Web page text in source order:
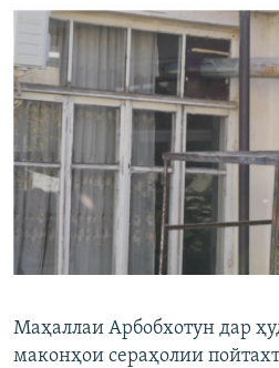
Маҳаллаи Арбобхотун дар
маконҳои сераҳолии